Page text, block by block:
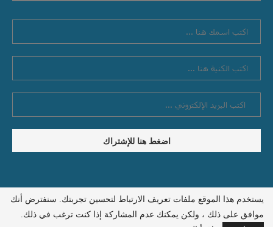
سياسة الخصوصية اتصل بنا
يستخدم هذا الموقع ملفات تعريف الارتباط لتحسين تجربتك. سنفترض أنك
موافق على ذلك ، ولكن يمكنك عدم المشاركة إذا كنت ترغب في ذلك.